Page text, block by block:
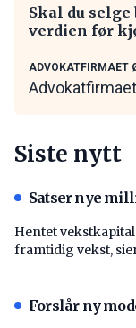
Skal du
verdien før
ADVOKATFIRMAET
Siste nytt
Satser nye
Hentet
framtidig vekst,
Forslår ny